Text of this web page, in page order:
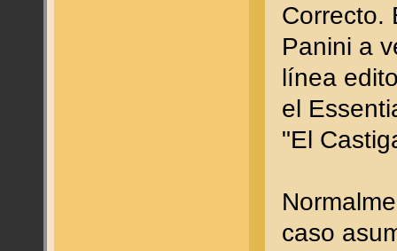
Correcto.
Panini a
línea
el
"El
caso